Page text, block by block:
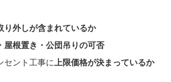
り外しが含まれているか
屋根置き・公団吊りの可否
セント工事に
上限価格が決まっているか